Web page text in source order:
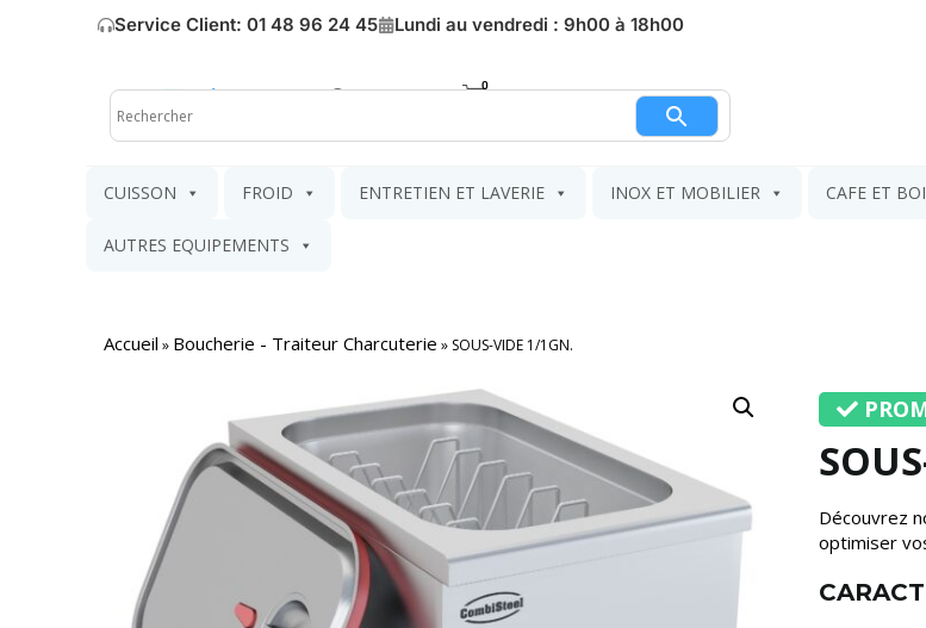
Service Client: 01 48 96 24 45 Lundi au vendredi : 9h00 à 18h00
Mon compte Mon panier
CUISSON FROID ENTRETIEN ET LAVERIE INOX ET MOBILIER CAFE ET
AUTRES EQUIPEMENTS
Accueil » Boucherie - Traiteur Charcuterie » SOUS-VIDE 1/1GN.
Découvrez
optimiser